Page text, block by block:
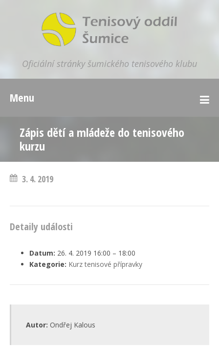
Oficiální stránky šumického tenisového klubu
Menu
Zápis dětí a mládeže do tenisového
kurzu
3. 4. 2019
Detaily události
Datum: 26. 4. 2019 16:00 – 18:00
Kategorie: Kurz tenisové přípravky
Autor: Ondřej Kalous